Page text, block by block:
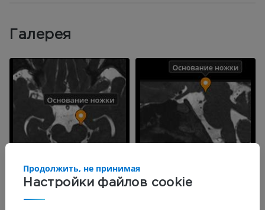
Галерея
Настройки файлов cookie
Продолжить, не принимая